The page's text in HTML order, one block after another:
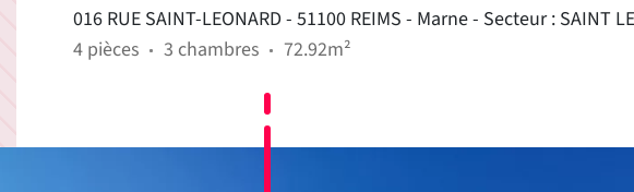
016 RUE SAINT-LEONARD - 51100 REIMS - Marne - Secteur : SAINT
4 pièces
3 chambres 72.92m²